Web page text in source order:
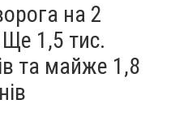
на 2
1,5 тис.
та майже 1,8